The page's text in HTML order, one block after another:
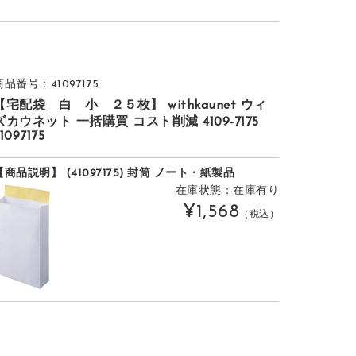
品番号：41097175
宅配袋 白 小 ２５枚】 withkaunet ウィ
カウネット 一括購買 コスト削減 4109-7175
商品説明】 (41097175) 封筒 ノート・紙製品
在庫状態：在庫有り
¥1,568 （税込）